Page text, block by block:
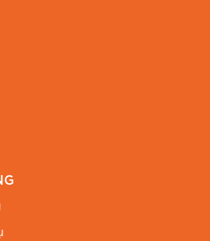
tay và chiều dài tay sẽ có
từng size từ 1.5Cm đến
cân đối tuyệt đối cho người